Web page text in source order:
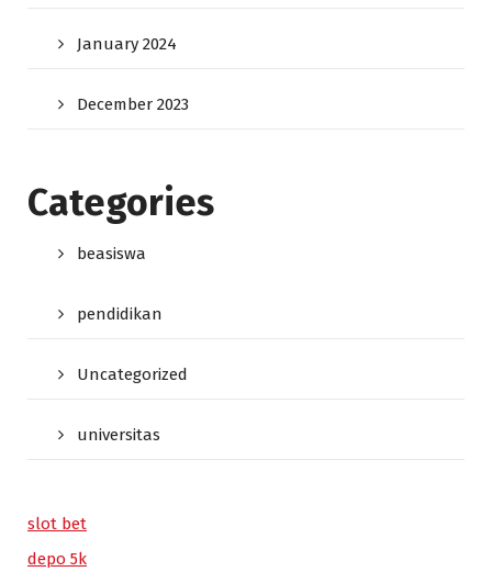
January 2024
December 2023
Categories
beasiswa
pendidikan
Uncategorized
universitas
slot bet
depo 5k